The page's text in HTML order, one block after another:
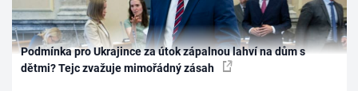
Podmínka pro Ukrajince za útok zápalnou lahví na dům s
dětmi? Tejc zvažuje mimořádný zásah